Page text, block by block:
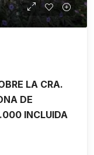
LA CRA.
DE
INCLUIDA